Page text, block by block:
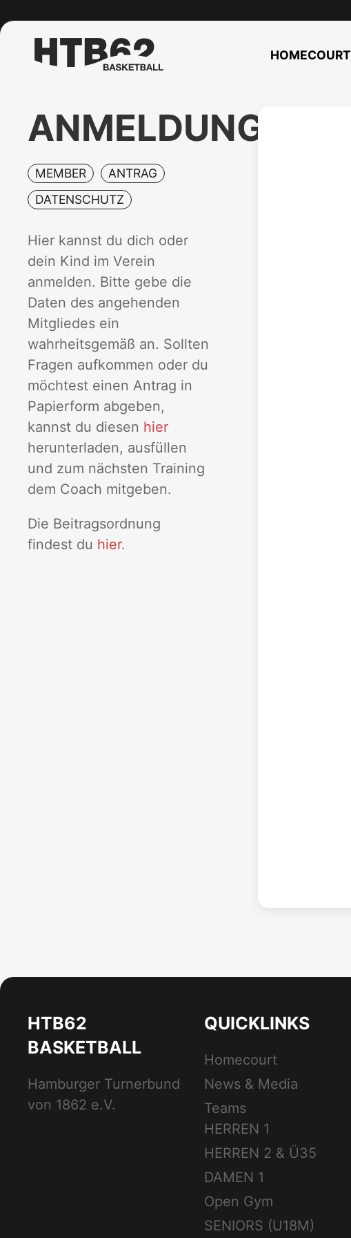
HOMECOURT
ANMELDUNG
MEMBER
ANTRAG
DATENSCHUTZ
Hier kannst du dich oder
dein Kind im Verein
anmelden. Bitte gebe die
Daten des angehenden
Mitgliedes ein
wahrheitsgemäß an. Sollten
Fragen aufkommen oder du
möchtest einen Antrag in
Papierform abgeben,
kannst du diesen hier
herunterladen, ausfüllen
und zum nächsten Training
dem Coach mitgeben.
Die Beitragsordnung
findest du hier.
HTB62
BASKETBALL
Hamburger Turnerbund
von 1862 e.V.
QUICKLINKS
Homecourt
News & Media
Teams
HERREN 1
HERREN 2 & Ü35
DAMEN 1
Open Gym
SENIORS (U18M)